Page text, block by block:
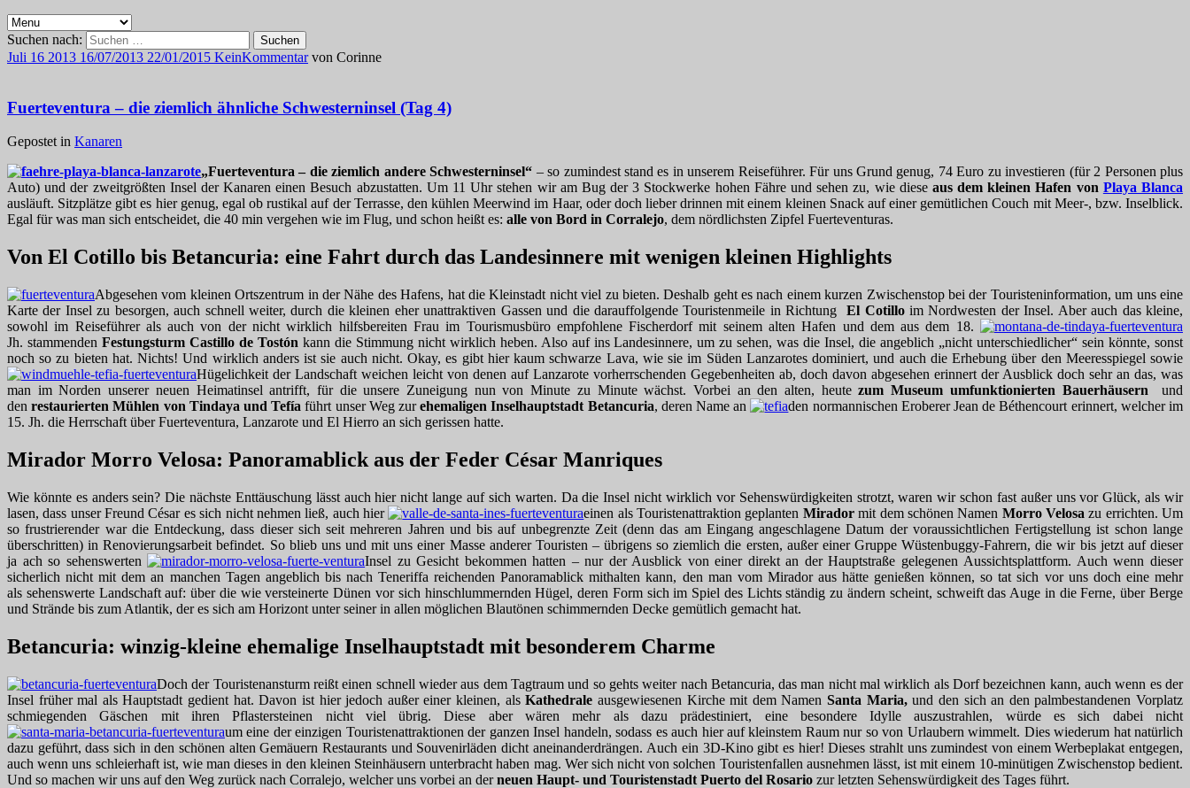
Suchen nach:
Juli 16 2013 16/07/2013 22/01/2015 KeinKommentar von Corinne
Fuerteventura – die ziemlich ähnliche Schwesterninsel (Tag 4)
Gepostet in Kanaren
„Fuerteventura – die ziemlich andere Schwesterninsel“ – so zumindest stand es in unserem Reiseführer. Für uns Grund genug, 74 Euro zu investieren (für 2 Personen plus
Auto) und der zweitgrößten Insel der Kanaren einen Besuch abzustatten. Um 11 Uhr stehen wir am Bug der 3 Stockwerke hohen Fähre und sehen zu, wie diese aus dem kleinen Hafen von Playa Blanca
ausläuft. Sitzplätze gibt es hier genug, egal ob rustikal auf der Terrasse, den kühlen Meerwind im Haar, oder doch lieber drinnen mit einem kleinen Snack auf einer gemütlichen Couch mit Meer-, bzw. Inselblick.
Egal für was man sich entscheidet, die 40 min vergehen wie im Flug, und schon heißt es: alle von Bord in Corralejo, dem nördlichsten Zipfel Fuerteventuras.
Von El Cotillo bis Betancuria: eine Fahrt durch das Landesinnere mit wenigen kleinen Highlights
Abgesehen vom kleinen Ortszentrum in der Nähe des Hafens, hat die Kleinstadt nicht viel zu bieten. Deshalb geht es nach einem kurzen Zwischenstop bei der Touristeninformation, um uns eine
Karte der Insel zu besorgen, auch schnell weiter, durch die kleinen eher unattraktiven Gassen und die darauffolgende Touristenmeile in RichtungEl Cotilloim Nordwesten der Insel. Aber auch das kleine,
sowohl im Reiseführer als auch von der nicht wirklich hilfsbereiten Frau im Tourismusbüro empfohlene Fischerdorf mit seinem alten Hafen und dem aus dem 18.
Jh. stammenden Festungsturm Castillo de Tostón kann die Stimmung nicht wirklich heben. Also auf ins Landesinnere, um zu sehen, was die Insel, die angeblich „nicht unterschiedlicher“ sein könnte, sonst
noch so zu bieten hat. Nichts! Und wirklich anders ist sie auch nicht. Okay, es gibt hier kaum schwarze Lava, wie sie im Süden Lanzarotes dominiert, und auch die Erhebung über den Meeresspiegel sowie
Hügelichkeit der Landschaft weichen leicht von denen auf Lanzarote vorherrschenden Gegebenheiten ab, doch davon abgesehen erinnert der Ausblick doch sehr an das, was
man im Norden unserer neuen Heimatinsel antrifft, für die unsere Zuneigung nun von Minute zu Minute wächst. Vorbei an den alten, heutezum Museum umfunktionierten Bauerhäusern und
denrestaurierten Mühlen von Tindaya und Tefía führt unser Weg zurehemaligen Inselhauptstadt Betancuria, deren Name an
den normannischen Eroberer Jean de Béthencourt erinnert, welcher im
15. Jh. die Herrschaft über Fuerteventura, Lanzarote und El Hierro an sich gerissen hatte.
Mirador Morro Velosa: Panoramablick aus der Feder César Manriques
Wie könnte es anders sein? Die nächste Enttäuschung lässt auch hier nicht lange auf sich warten. Da die Insel nicht wirklich vor Sehenswürdigkeiten strotzt, waren wir schon fast außer uns vor Glück, als wir
lasen, dass unser Freund César es sich nicht nehmen ließ, auch hier
einen als Touristenattraktion geplanten Miradormit dem schönen Namen Morro Velosa zu errichten. Um
so frustrierender war die Entdeckung, dass dieser sich seit mehreren Jahren und bis auf unbegrenzte Zeit (denn das am Eingang angeschlagene Datum der voraussichtlichen Fertigstellung ist schon lange
überschritten) in Renovierungsarbeit befindet. So blieb uns und mit uns einer Masse anderer Touristen – übrigens so ziemlich die ersten, außer einer Gruppe Wüstenbuggy-Fahrern, die wir bis jetzt auf dieser
ja ach so sehenswerten
Insel zu Gesicht bekommen hatten – nur der Ausblick von einer direkt an der Hauptstraße gelegenen Aussichtsplattform. Auch wenn dieser
sicherlich nicht mit dem an manchen Tagen angeblich bis nach Teneriffa reichenden Panoramablick mithalten kann, den man vom Mirador aus hätte genießen können, so tat sich vor uns doch eine mehr
als sehenswerte Landschaft auf: über die wie versteinerte Dünen vor sich hinschlummernden Hügel, deren Form sich im Spiel des Lichts ständig zu ändern scheint, schweift das Auge in die Ferne, über Berge
und Strände bis zum Atlantik, der es sich am Horizont unter seiner in allen möglichen Blautönen schimmernden Decke gemütlich gemacht hat.
Betancuria: winzig-kleine ehemalige Inselhauptstadt mit besonderem Charme
Doch der Touristenansturm reißt einen schnell wieder aus dem Tagtraum und so gehts weiter nach Betancuria, das man nicht mal wirklich als Dorf bezeichnen kann, auch wenn es der
Insel früher mal als Hauptstadt gedient hat. Davon ist hier jedoch außer einer kleinen, alsKathedrale ausgewiesenen Kirche mit dem NamenSanta Maria,und den sich an den palmbestandenen Vorplatz
schmiegenden Gäschen mit ihren Pflastersteinen nicht viel übrig. Diese aber wären mehr als dazu prädestiniert, eine besondere Idylle auszustrahlen, würde es sich dabei nicht
um eine der einzigen Touristenattraktionen der ganzen Insel handeln, sodass es auch hier auf kleinstem Raum nur so von Urlaubern wimmelt. Dies wiederum hat natürlich
dazu geführt, dass sich in den schönen alten Gemäuern Restaurants und Souvenirläden dicht aneinanderdrängen. Auch ein 3D-Kino gibt es hier! Dieses strahlt uns zumindest von einem Werbeplakat entgegen,
auch wenn uns schleierhaft ist, wie man dieses in den kleinen Steinhäusern unterbracht haben mag. Wer sich nicht von solchen Touristenfallen ausnehmen lässt, ist mit einem 10-minütigen Zwischenstop bedient.
Und so machen wir uns auf den Weg zurück nach Corralejo, welcher uns vorbei an derneuen Haupt- und Touristenstadt Puerto del Rosario zur letzten Sehenswürdigkeit des Tages führt.